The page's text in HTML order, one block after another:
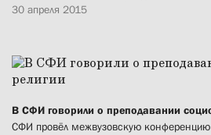
30 апреля 2015
В СФИ говорили о преподавании
СФИ провёл межвузовскую конференцию